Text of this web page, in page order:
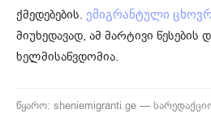
ქმედებების. ემიგრანტული
მიუხედავად, ამ მარტივი წესების
ხელმისაწვდომია.
წყარო: sheniemigranti.ge —